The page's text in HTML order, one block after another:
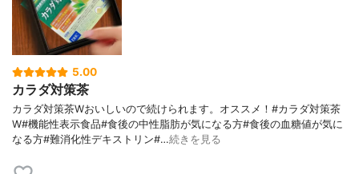
5.00
カラダ対策茶
カラダ対策茶Wおいしいので続けられます。オススメ！#カラダ対策茶
W#機能性表示食品#食後の中性脂肪が気になる方#食後の血糖値が気に
なる方#難消化性デキストリン#…続きを見る